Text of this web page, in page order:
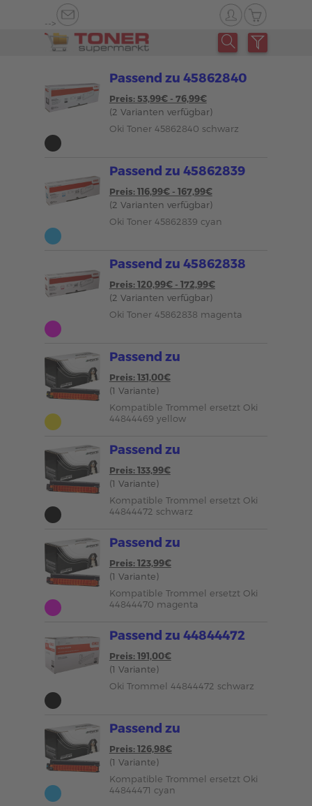
-->
Passend zu 45862840
Preis: 53,99€ - 76,99€
(2 Varianten verfügbar)
Oki Toner 45862840 schwarz
Passend zu 45862839
Preis: 116,99€ - 167,99€
(2 Varianten verfügbar)
Oki Toner 45862839 cyan
Passend zu 45862838
Preis: 120,99€ - 172,99€
(2 Varianten verfügbar)
Oki Toner 45862838 magenta
Passend zu
Preis: 131,00€
(1 Variante)
Kompatible Trommel ersetzt Oki
44844469 yellow
Passend zu
Preis: 133,99€
(1 Variante)
Kompatible Trommel ersetzt Oki
44844472 schwarz
Passend zu
Preis: 123,99€
(1 Variante)
Kompatible Trommel ersetzt Oki
44844470 magenta
Passend zu 44844472
Preis: 191,00€
(1 Variante)
Oki Trommel 44844472 schwarz
Passend zu
Preis: 126,98€
(1 Variante)
Kompatible Trommel ersetzt Oki
44844471 cyan